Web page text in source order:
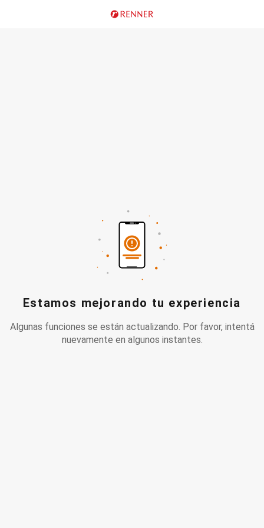
Estamos mejorando tu experiencia
Algunas funciones se están actualizando. Por favor, intentá
nuevamente en algunos instantes.